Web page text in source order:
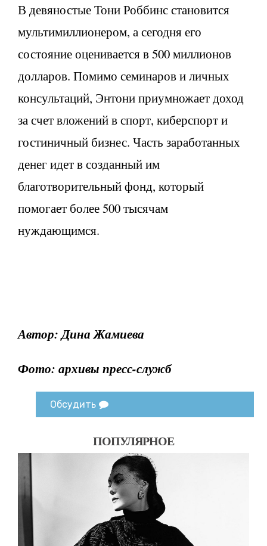
В девяностые Тони Роббинс становится
мультимиллионером, а сегодня его
состояние оценивается в 500 миллионов
долларов. Помимо семинаров и личных
консультаций, Энтони приумножает доход
за счет вложений в спорт, киберспорт и
гостиничный бизнес. Часть заработанных
денег идет в созданный им
благотворительный фонд, который
помогает более 500 тысячам
нуждающимся.
Автор: Дина Жамиева
Фото: архивы пресс-служб
Обсудить
ПОПУЛЯРНОЕ